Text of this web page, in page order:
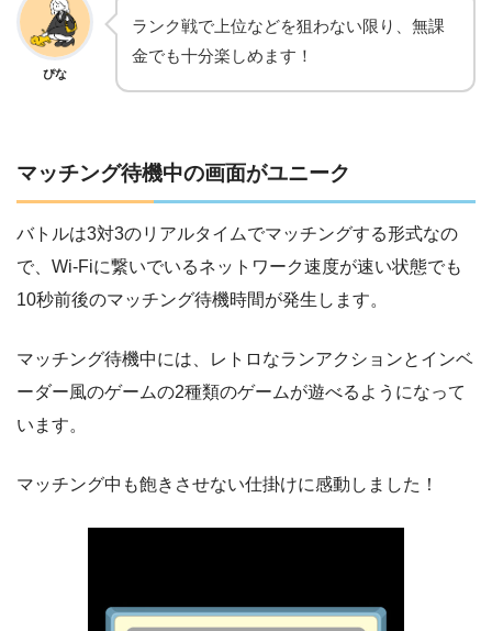
ぴな
ランク戦で上位などを狙わない限り、無課
金でも十分楽しめます！
マッチング待機中の画面がユニーク
バトルは3対3のリアルタイムでマッチングする形式なの
で、Wi-Fiに繋いでいるネットワーク速度が速い状態でも
10秒前後のマッチング待機時間が発生します。
マッチング待機中には、レトロなランアクションとインベ
ーダー風のゲームの2種類のゲームが遊べるようになって
います。
マッチング中も飽きさせない仕掛けに感動しました！